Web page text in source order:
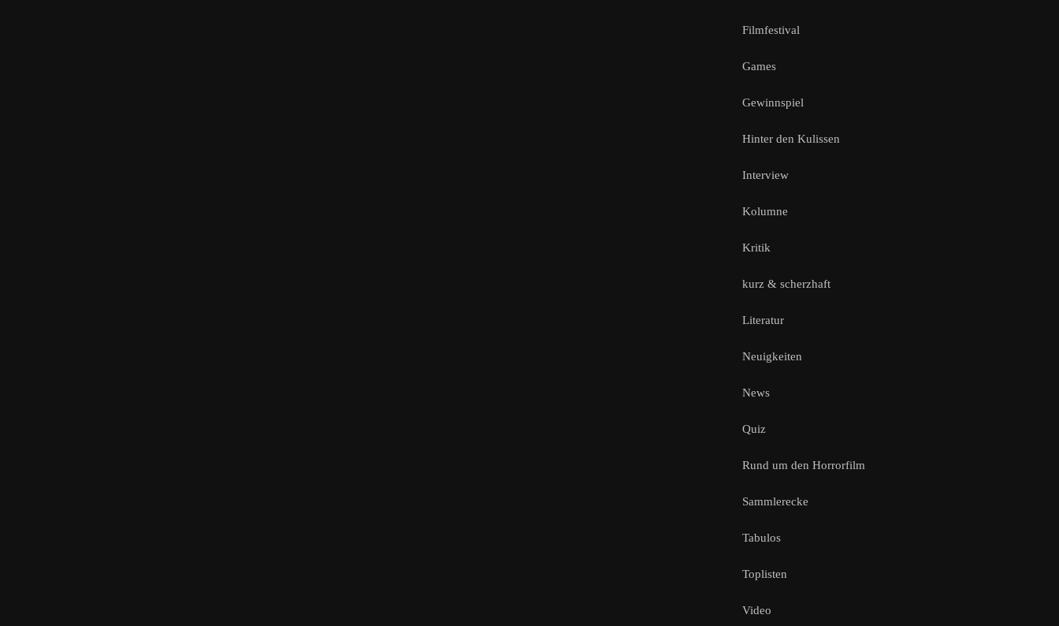
Filmfestival
Games
Gewinnspiel
Hinter den Kulissen
Interview
Kolumne
Kritik
kurz & scherzhaft
Literatur
Neuigkeiten
News
Quiz
Rund um den Horrorfilm
Sammlerecke
Tabulos
Toplisten
Video